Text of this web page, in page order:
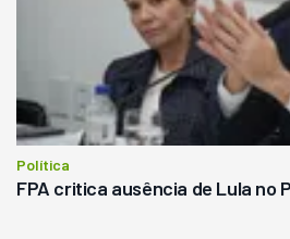
Política
FPA critica ausência de Lula no